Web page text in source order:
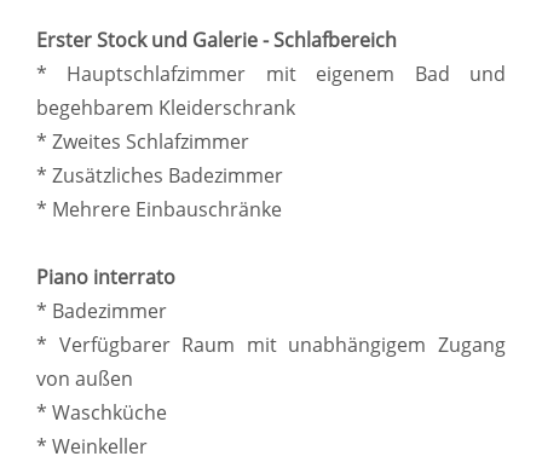
Erster Stock und Galerie - Schlafbereich
* Hauptschlafzimmer mit eigenem Bad und
begehbarem Kleiderschrank
* Zweites Schlafzimmer
* Zusätzliches Badezimmer
* Mehrere Einbauschränke
Piano interrato
* Badezimmer
* Verfügbarer Raum mit unabhängigem Zugang
von außen
* Waschküche
* Weinkeller